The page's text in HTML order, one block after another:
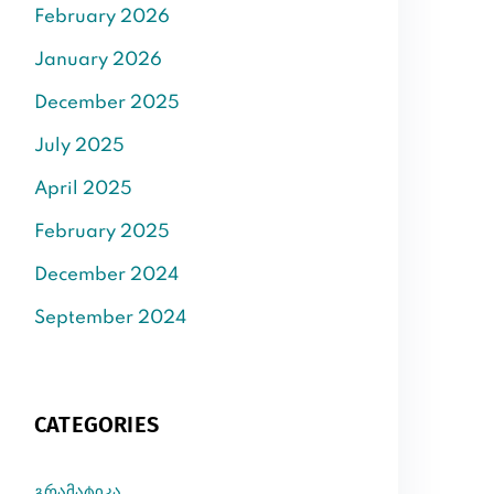
February 2026
January 2026
December 2025
July 2025
April 2025
February 2025
December 2024
September 2024
CATEGORIES